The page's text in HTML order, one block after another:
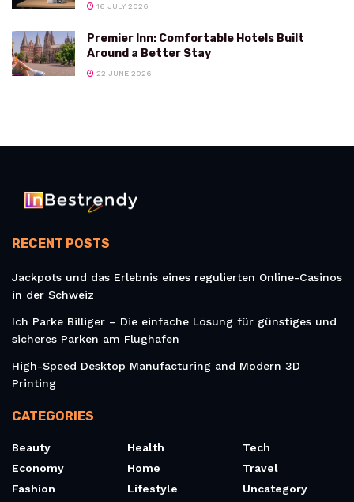
16 JULY 2026
Premier Inn: Comfortable Hotels Built
Around a Better Stay
22 JUNE 2026
RECENT POSTS
Jackpots und das Erlebnis eines regulierten Online-Casinos
in der Schweiz
Ich Parke Billiger – Die einfache Lösung für günstiges und
sicheres Parken am Flughafen
High-Speed Desktop Manufacturing and Modern 3D
Printing
CATEGORIES
Beauty
Economy
Fashion
Health
Home
Lifestyle
Tech
Travel
Uncategory